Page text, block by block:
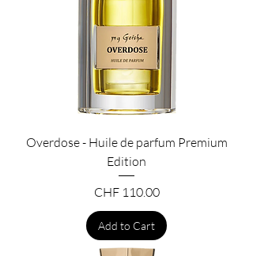
Overdose - Huile de parfum Premium
Edition
Price
CHF 110.00
Add to Cart